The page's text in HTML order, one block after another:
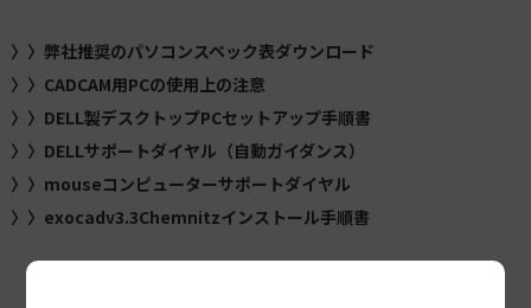
〉〉弊社推奨のパソコンスペック表ダウンロード
〉〉CADCAM用PCの使用上の注意
〉〉DELL製デスクトップPCセットアップ手順書
〉〉DELLサポートダイヤル（自動ガイダンス）
〉〉mouseコンピューターサポートダイヤル
〉〉exocadv3.3Chemnitzインストール手順書